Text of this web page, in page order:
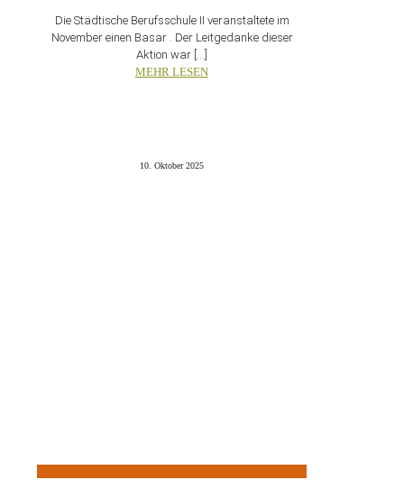
Die Städtische Berufsschule II veranstaltete im
November einen Basar . Der Leitgedanke dieser
Aktion war […]
MEHR LESEN
10. Oktober 2025